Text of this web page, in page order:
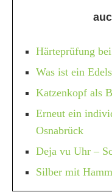
Härteprüfung
Was ist ein
Katzenkopf als
Erneut ein
Osnabrück
Deja vu Uhr –
Silber mit